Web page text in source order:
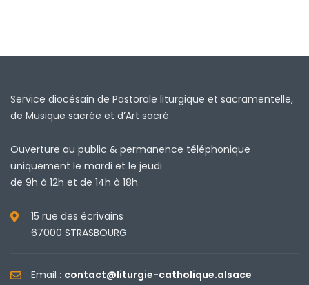
Service diocésain de Pastorale liturgique et sacramentelle,
de Musique sacrée et d’Art sacré
Ouverture au public & permanence téléphonique
uniquement le mardi et le jeudi
de 9h à 12h et de 14h à 18h.
15 rue des écrivains
67000 STRASBOURG
Email : contact@liturgie-catholique.alsace